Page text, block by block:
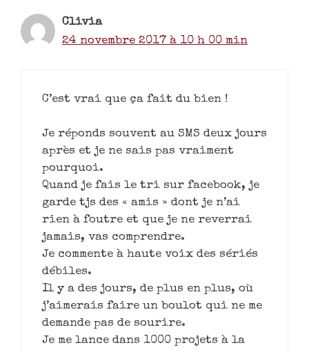
Clivia
24 novembre 2017 à 10 h 00 min
C’est vrai que ça fait du bien !
Je réponds souvent au SMS deux jours
après et je ne sais pas vraiment
pourquoi.
Quand je fais le tri sur facebook, je
garde tjs des « amis » dont je n’ai
rien à foutre et que je ne reverrai
jamais, vas comprendre.
Je commente à haute voix des sériés
débiles.
Il y a des jours, de plus en plus, où
j’aimerais faire un boulot qui ne me
demande pas de sourire.
Je me lance dans 1000 projets à la